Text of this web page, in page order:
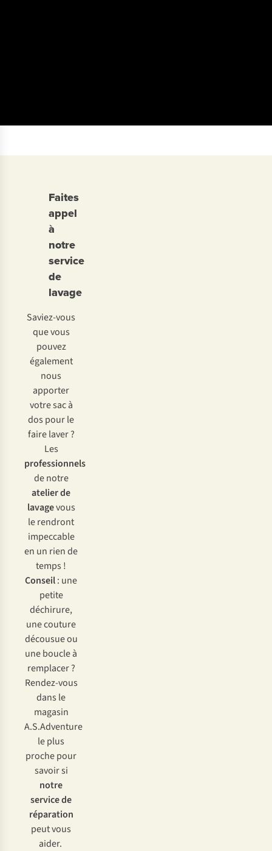
Faites
appel
à
notre
service
de
lavage
Saviez-vous
que vous
pouvez
également
nous
apporter
votre sac à
dos pour le
faire laver ?
Les
professionnels
de notre
atelier de
lavagevous
le rendront
impeccable
en un rien de
temps !
Conseil: une
petite
déchirure,
une couture
décousue ou
une boucle à
remplacer ?
Rendez-vous
dans le
magasin
A.S.Adventure
le plus
proche pour
savoir si
notre
service de
réparation
peut vous
aider.